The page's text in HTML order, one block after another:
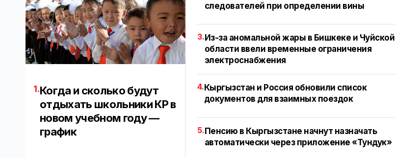
1.Когда и сколько будут
отдыхать школьники КР в
новом учебном году —
график
следователей при определении вины
3. Из-за аномальной жары в Бишкеке и Чуйской
области ввели временные ограничения
электроснабжения
4. Кыргызстан и Россия обновили список
документов для взаимных поездок
5.Пенсию в Кыргызстане начнут назначать
автоматически через приложение «Тундук»